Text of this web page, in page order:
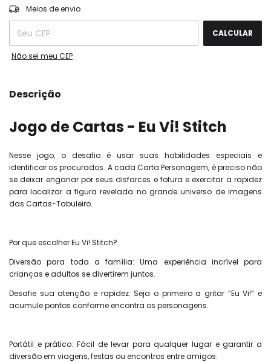
Entregas para o CEP:
Meios de envio
CALCULAR
Não sei meu CEP
Descrição
Jogo de Cartas - Eu Vi! Stitch
Nesse jogo, o desafio é usar suas habilidades especiais e
identificar os procurados. A cada Carta Personagem, é preciso não
se deixar enganar por seus disfarces e fofura e exercitar a rapidez
para localizar a figura revelada no grande universo de imagens
das Cartas-Tabuleiro.
Por que escolher Eu Vi! Stitch?
Diversão para toda a família: Uma experiência incrível para
crianças e adultos se divertirem juntos.
Desafie sua atenção e rapidez: Seja o primeiro a gritar “Eu Vi!” e
acumule pontos conforme encontra os personagens.
Portátil e prático: Fácil de levar para qualquer lugar e garantir a
diversão em viagens, festas ou encontros entre amigos.